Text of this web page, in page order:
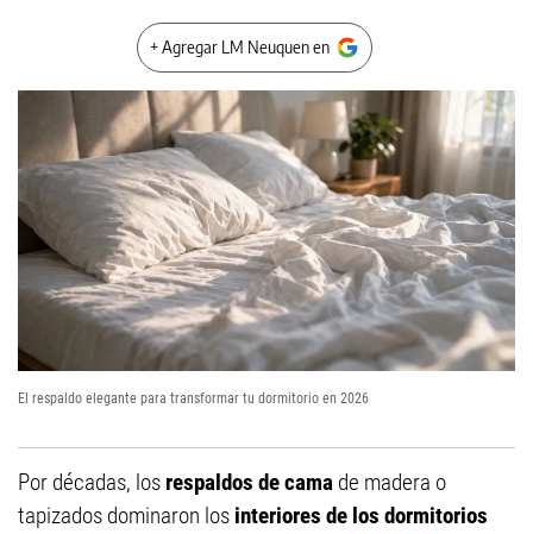
+ Agregar LM Neuquen en
El respaldo elegante para transformar tu dormitorio en 2026
Por décadas, los respaldos de cama de madera o
tapizados dominaron los interiores de los dormitorios